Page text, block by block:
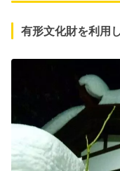
有形文化財を利用